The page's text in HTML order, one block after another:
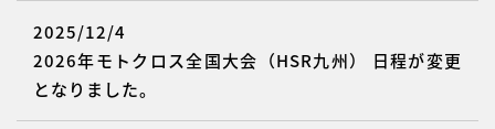
2025/12/4
2026年モトクロス全国大会（HSR九州） 日程が変更
となりました。